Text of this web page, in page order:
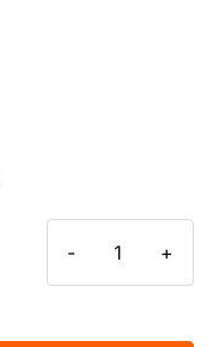
- +